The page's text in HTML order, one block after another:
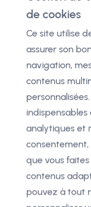
l'argent aux 2
Par malheur ses
au grand jour et
venger !
rebondissement
s'arrange, et
Mais Scapin
Artistes : Marie
CAUBET,
de cookies
Ce site utilise
assurer son
navigation,
contenus
indispensables
analytiques et
consentement,
que vous
contenus
pouvez à tout